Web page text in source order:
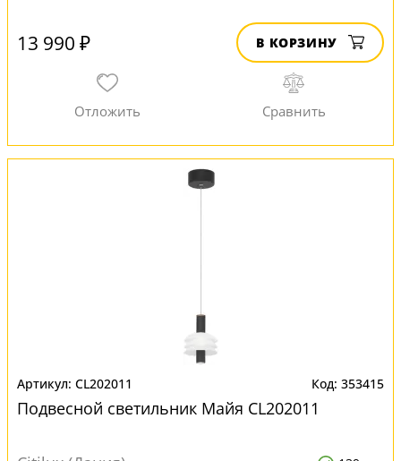
13 990 ₽ В КОРЗИНУ
CL202011 353415
Подвесной светильник Майя CL202011